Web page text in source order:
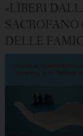
«LIBERI
DELLE